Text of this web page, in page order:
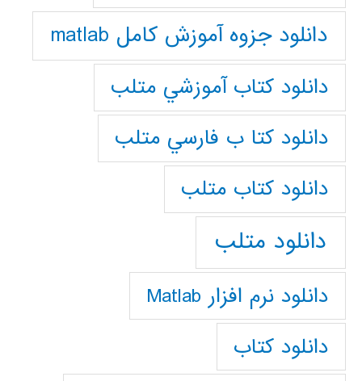
دانلود جزوه آموزش کامل matlab
دانلود كتاب آموزشي متلب
دانلود كتا ب فارسي متلب
دانلود كتاب متلب
دانلود متلب
دانلود نرم افزار Matlab
دانلود کتاب